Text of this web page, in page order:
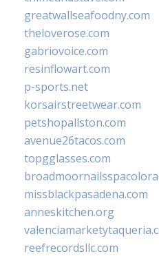
greatwallseafoodny.com
theloverose.com
gabriovoice.com
resinflowart.com
p-sports.net
korsairstreetwear.com
petshopallston.com
avenue26tacos.com
topgglasses.com
missblackpasadena.com
anneskitchen.org
reefrecordsllc.com